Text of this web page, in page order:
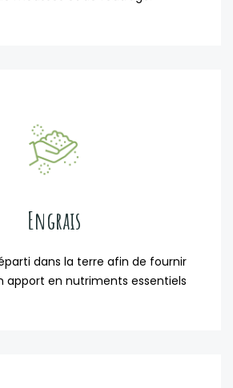
Engrais
dans la terre afin de fournir
apport en nutriments essentiels